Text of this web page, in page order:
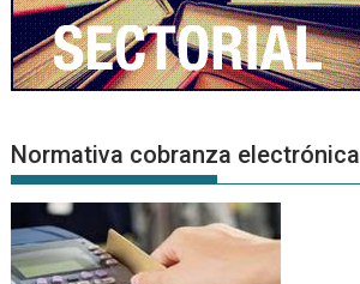
Normativa cobranza electrónica